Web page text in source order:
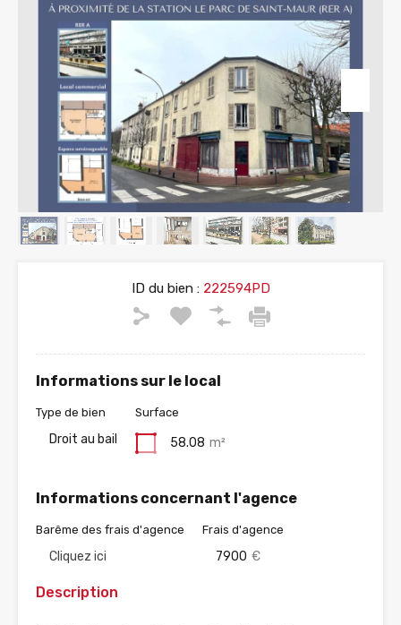
ID du bien :222594PD
Informations sur le local
Type de bien
Droit au bail
Surface
58.08 m²
Informations concernant l'agence
Barême des frais d'agence
Cliquez ici
Frais d'agence
7900 €
Description